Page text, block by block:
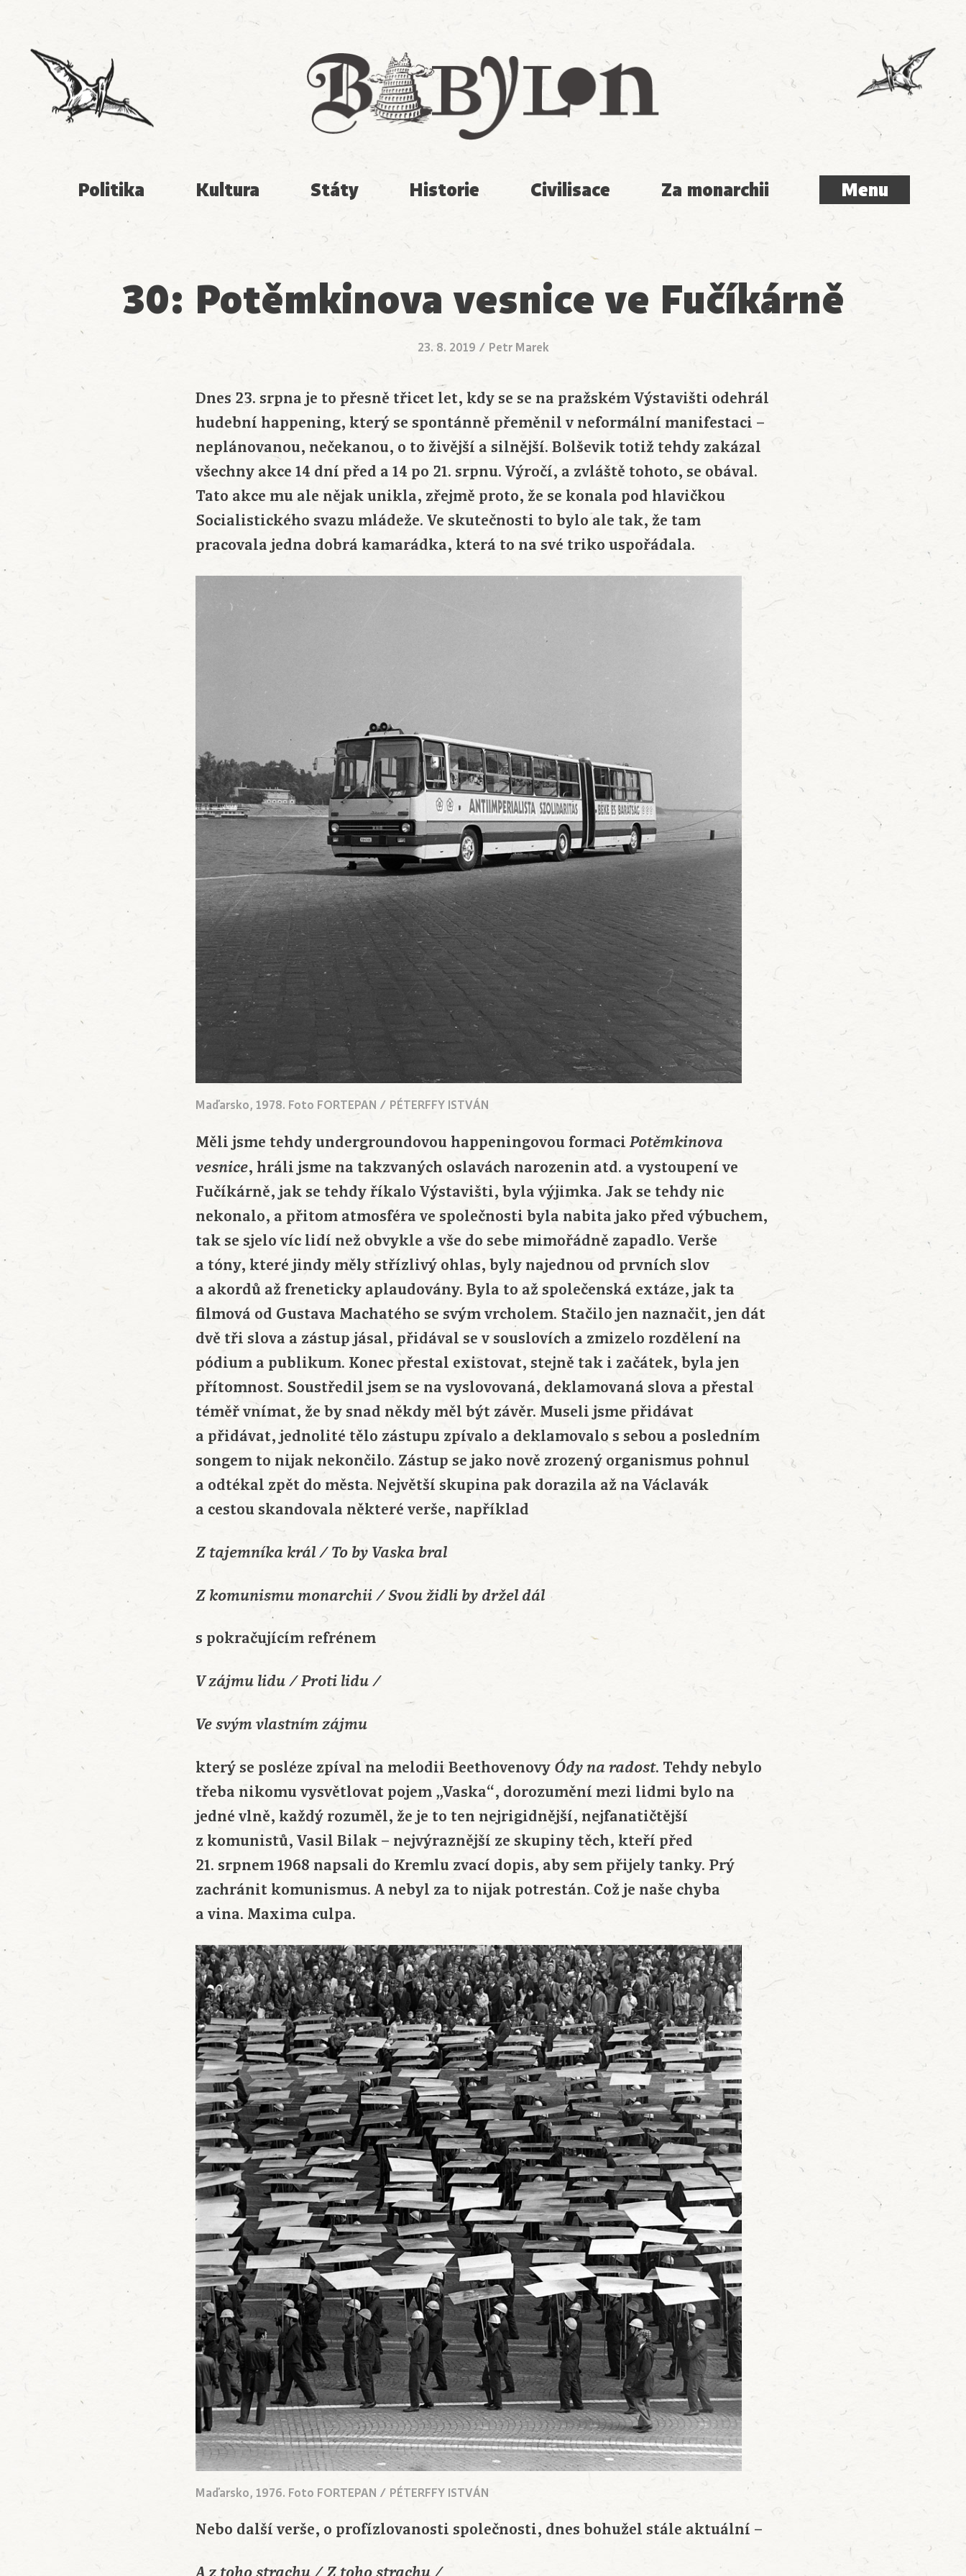
Babylon
Politika Kultura Státy Historie Civilisace Za monarchii Menu
Menu
30: Potěmkinova vesnice ve Fučíkárně
23. 8. 2019 / Petr Marek
Dnes 23. srpna je to přesně třicet let, kdy se se na pražském Výstavišti odehrál
hudební happening, který se spontánně přeměnil v neformální manifestaci –
neplánovanou, nečekanou, o to živější a silnější. Bolševik totiž tehdy zakázal
všechny akce 14 dní před a 14 po 21. srpnu. Výročí, a zvláště tohoto, se obával.
Tato akce mu ale nějak unikla, zřejmě proto, že se konala pod hlavičkou
Socialistického svazu mládeže. Ve skutečnosti to bylo ale tak, že tam
pracovala jedna dobrá kamarádka, která to na své triko uspořádala.
Maďarsko, 1978. Foto FORTEPAN / PÉTERFFY ISTVÁN
Měli jsme tehdy undergroundovou happeningovou formaci Potěmkinova
vesnice, hráli jsme na takzvaných oslavách narozenin atd. a vystoupení ve
Fučíkárně, jak se tehdy říkalo Výstavišti, byla výjimka. Jak se tehdy nic
nekonalo, a přitom atmosféra ve společnosti byla nabita jako před výbuchem,
tak se sjelo víc lidí než obvykle a vše do sebe mimořádně zapadlo. Verše
a tóny, které jindy měly střízlivý ohlas, byly najednou od prvních slov
a akordů až freneticky aplaudovány. Byla to až společenská extáze, jak ta
filmová od Gustava Machatého se svým vrcholem. Stačilo jen naznačit, jen dát
dvě tři slova a zástup jásal, přidával se v souslovích a zmizelo rozdělení na
pódium a publikum. Konec přestal existovat, stejně tak i začátek, byla jen
přítomnost. Soustředil jsem se na vyslovovaná, deklamovaná slova a přestal
téměř vnímat, že by snad někdy měl být závěr. Museli jsme přidávat
a přidávat, jednolité tělo zástupu zpívalo a deklamovalo s sebou a posledním
songem to nijak nekončilo. Zástup se jako nově zrozený organismus pohnul
a odtékal zpět do města. Největší skupina pak dorazila až na Václavák
a cestou skandovala některé verše, například
Z tajemníka král / To by Vaska bral
Z komunismu monarchii / Svou židli by držel dál
s pokračujícím refrénem
V zájmu lidu / Proti lidu /
Ve svým vlastním zájmu
který se posléze zpíval na melodii Beethovenovy Ódy na radost. Tehdy nebylo
třeba nikomu vysvětlovat pojem „Vaska“, dorozumění mezi lidmi bylo na
jedné vlně, každý rozuměl, že je to ten nejrigidnější, nejfanatičtější
z komunistů, Vasil Bilak – nejvýraznější ze skupiny těch, kteří před
21. srpnem 1968 napsali do Kremlu zvací dopis, aby sem přijely tanky. Prý
zachránit komunismus. A nebyl za to nijak potrestán. Což je naše chyba
a vina. Maxima culpa.
Maďarsko, 1976. Foto FORTEPAN / PÉTERFFY ISTVÁN
Nebo další verše, o profízlovanosti společnosti, dnes bohužel stále aktuální –